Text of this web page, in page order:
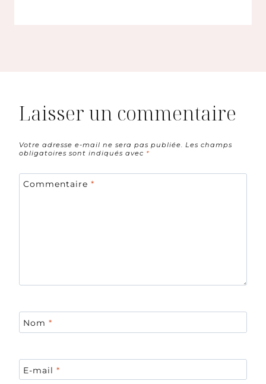
Laisser un commentaire
Votre adresse e-mail ne sera pas publiée. Les champs
obligatoires sont indiqués avec *
Commentaire *
Nom *
E-mail *